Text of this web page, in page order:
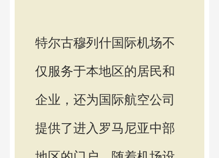
特尔古穆列什国际机场不
仅服务于本地区的居民和
企业，还为国际航空公司
提供了进入罗马尼亚中部